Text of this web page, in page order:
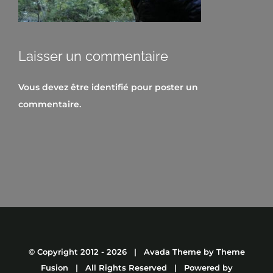
Laisser un commentaire
Vous devez être identifié pour poster un
commentaire.
© Copyright 2012 - 2026 | Avada Theme by Theme
Fusion | All Rights Reserved | Powered by